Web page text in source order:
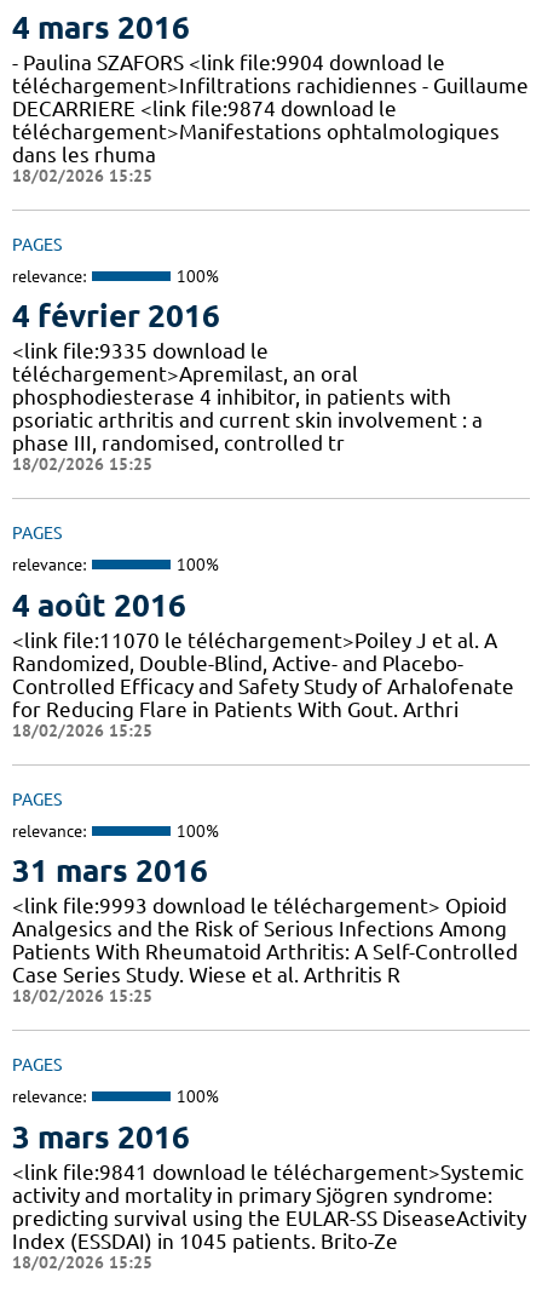
4 mars 2016
- Paulina SZAFORS <link file:9904 download le
téléchargement>Infiltrations rachidiennes - Guillaume
DECARRIERE <link file:9874 download le
téléchargement>Manifestations ophtalmologiques
dans les rhuma
18/02/2026 15:25
PAGES
relevance: 100%
4 février 2016
<link file:9335 download le
téléchargement>Apremilast, an oral
phosphodiesterase 4 inhibitor, in patients with
psoriatic arthritis and current skin involvement : a
phase III, randomised, controlled tr
18/02/2026 15:25
PAGES
relevance: 100%
4 août 2016
<link file:11070 le téléchargement>Poiley J et al. A
Randomized, Double-Blind, Active- and Placebo-
Controlled Efficacy and Safety Study of Arhalofenate
for Reducing Flare in Patients With Gout. Arthri
18/02/2026 15:25
PAGES
relevance: 100%
31 mars 2016
<link file:9993 download le téléchargement> Opioid
Analgesics and the Risk of Serious Infections Among
Patients With Rheumatoid Arthritis: A Self-Controlled
Case Series Study. Wiese et al. Arthritis R
18/02/2026 15:25
PAGES
relevance: 100%
3 mars 2016
<link file:9841 download le téléchargement>Systemic
activity and mortality in primary Sjögren syndrome:
predicting survival using the EULAR-SS DiseaseActivity
Index (ESSDAI) in 1045 patients. Brito-Ze
18/02/2026 15:25